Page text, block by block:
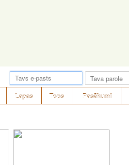
Lapas Tops Pasākumi